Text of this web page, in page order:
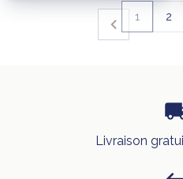
1 2
Livraison